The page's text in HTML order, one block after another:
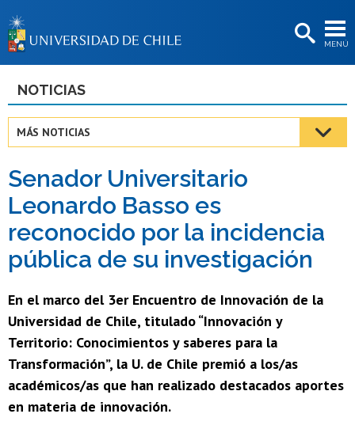
MENÚ
BIBLIOTECAS
Estudiantes
Académicas/os
Funcionarias/os
Egresadas/os
NOTICIAS
MÁS NOTICIAS
Senador Universitario
Leonardo Basso es
reconocido por la incidencia
pública de su investigación
En el marco del 3er Encuentro de Innovación de la
Universidad de Chile, titulado “Innovación y
Territorio: Conocimientos y saberes para la
Transformación”, la U. de Chile premió a los/as
académicos/as que han realizado destacados aportes
en materia de innovación.